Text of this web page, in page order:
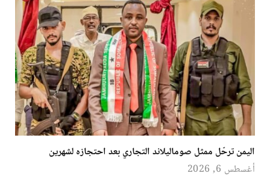
اليمن ترحّل ممثل صوماليلاند التجاري بعد احتجازه لشهرين
أغسطس 6, 2026